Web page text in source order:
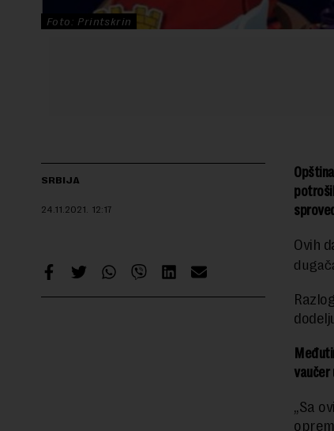
Foto: Printskrin
SRBIJA
24.11.2021. 12:17
Ovih
vaučer
„Sa